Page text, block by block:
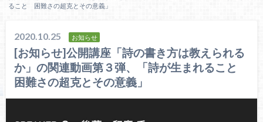
ること 困難さの超克とその意義」
2020.10.25 お知らせ
[お知らせ]公開講座「詩の書き方は教えられる
か」の関連動画第３弾、「詩が生まれること
困難さの超克とその意義」